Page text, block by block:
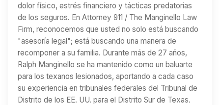
dolor físico, estrés financiero y tácticas predatorias
de los seguros. En Attorney 911 / The Manginello Law
Firm, reconocemos que usted no solo está buscando
"asesoría legal"; está buscando una manera de
recomponer a su familia. Durante más de 27 años,
Ralph Manginello se ha mantenido como un baluarte
para los texanos lesionados, aportando a cada caso
su experiencia en tribunales federales del Tribunal de
Distrito de los EE. UU. para el Distrito Sur de Texas.